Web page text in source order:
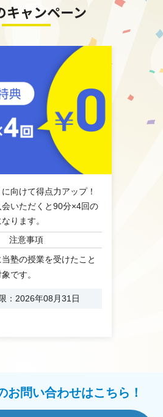
キャンペーン
向けて得点力アップ！
いただくと90分×4回の
ります。
注意事項
塾の授業を受けたこと
です。
：2026年08月31日
お問い合わせはこちら！